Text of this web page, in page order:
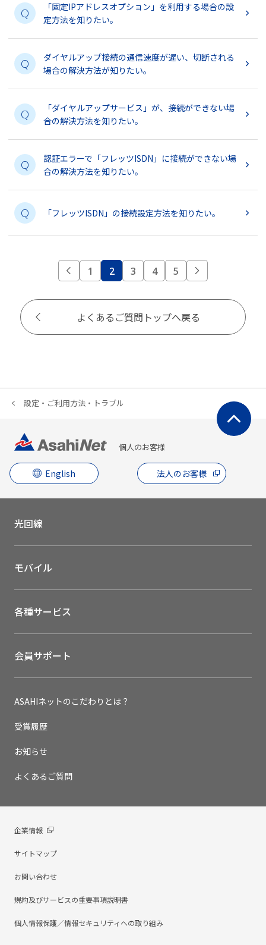
設定・ご利用方法・トラブル
Q
「固定IPアドレスオプション」を利用する場合の設
定方法を知りたい。
Q
ダイヤルアップ接続の通信速度が遅い、切断される
場合の解決方法が知りたい。
Q
「ダイヤルアップサービス」が、接続ができない場
合の解決方法を知りたい。
Q
認証エラーで「フレッツISDN」に接続ができない場
合の解決方法を知りたい。
Q 「フレッツISDN」の接続設定方法を知りたい。
1 2 3 4 5
よくあるご質問トップへ戻る
個人のお客様
English 法人のお客様
光回線
モバイル
各種サービス
会員サポート
ASAHIネットのこだわりとは？
受賞履歴
お知らせ
よくあるご質問
企業情報
サイトマップ
お問い合わせ
規約及びサービスの重要事項説明書
個人情報保護／情報セキュリティへの取り組み